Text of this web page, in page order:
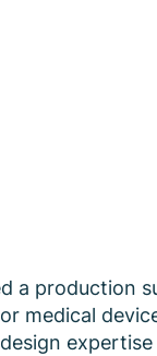
a production
medical
expertise